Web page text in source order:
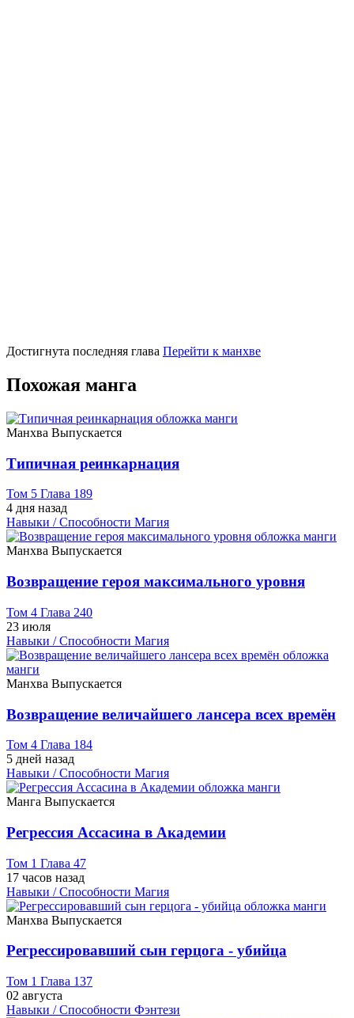
Достигнута последняя глава Перейти к манхве
Похожая манга
Манхва Выпускается
Типичная реинкарнация
Том 5 Глава 189
4 дня назад
Навыки / Способности Магия
Манхва Выпускается
Возвращение героя максимального уровня
Том 4 Глава 240
23 июля
Навыки / Способности Магия
Манхва Выпускается
Возвращение величайшего лансера всех времён
Том 4 Глава 184
5 дней назад
Навыки / Способности Магия
Манга Выпускается
Регрессия Ассасина в Академии
Том 1 Глава 47
17 часов назад
Навыки / Способности Магия
Манхва Выпускается
Регрессировавший сын герцога - убийца
Том 1 Глава 137
02 августа
Навыки / Способности Фэнтези